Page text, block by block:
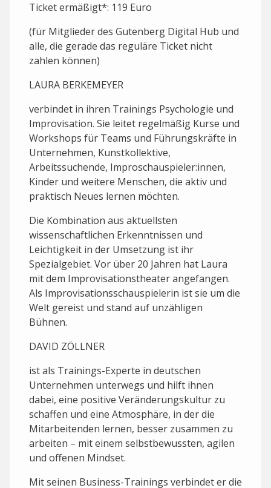
Ticket ermäßigt*: 119 Euro
(für Mitglieder des Gutenberg Digital Hub und
alle, die gerade das reguläre Ticket nicht
zahlen können)
LAURA BERKEMEYER
verbindet in ihren Trainings Psychologie und
Improvisation. Sie leitet regelmäßig Kurse und
Workshops für Teams und Führungskräfte in
Unternehmen, Kunstkollektive,
Arbeitssuchende, Improschauspieler:innen,
Kinder und weitere Menschen, die aktiv und
praktisch Neues lernen möchten.
Die Kombination aus aktuellsten
wissenschaftlichen Erkenntnissen und
Leichtigkeit in der Umsetzung ist ihr
Spezialgebiet. Vor über 20 Jahren hat Laura
mit dem Improvisationstheater angefangen.
Als Improvisationsschauspielerin ist sie um die
Welt gereist und stand auf unzähligen
Bühnen. ​
DAVID ZÖLLNER
ist als Trainings-Experte in deutschen
Unternehmen unterwegs und hilft ihnen
dabei, eine positive Veränderungskultur zu
schaffen und eine Atmosphäre, in der die
Mitarbeitenden lernen, besser zusammen zu
arbeiten – mit einem selbstbewussten, agilen
und offenen Mindset.
Mit seinen Business-Trainings verbindet er die